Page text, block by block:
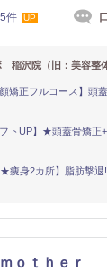
件 UP
稲沢院（旧：美容整
矯正フルコース】頭
フトUP】★頭蓋骨矯正
痩身2カ所】脂肪撃
ｏｔｈｅｒ